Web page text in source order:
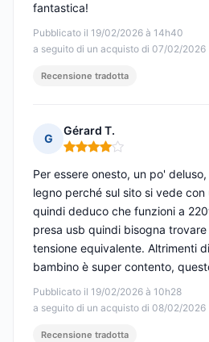
Pubblicato il 19/02/2026 à 14h40
a seguito di un acquisto di 07/02/2026
fantastica!
Recensione tradotta
G
Gérard T.
Nota: 4 su 5
Pubblicato il 19/02/2026 à 10h28
a seguito di un acquisto di 08/02/2026
Per essere onesto, un po'
legno perché sul sito si vede
quindi deduco che funzioni a
presa usb quindi bisogna
tensione equivalente. Altrimenti
bambino è super contento,
Recensione tradotta